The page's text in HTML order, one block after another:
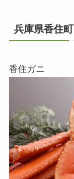
兵庫県香住町
香住ガニ